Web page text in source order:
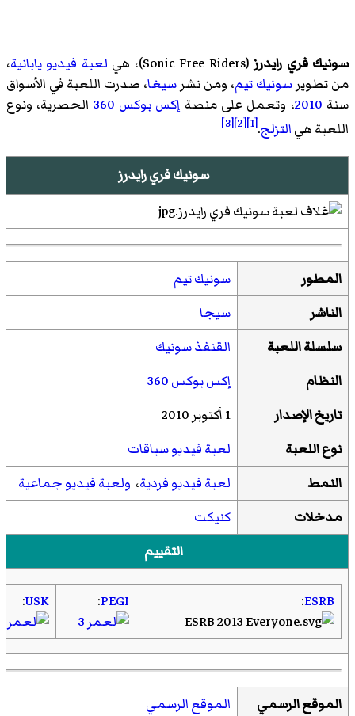
سونيك فري رايدرز(
Sonic Free Riders)‏، هي لعبة فيديو يابانية،
من تطويرسونيك تيم، ومن نشرسيغا، صدرت اللعبة في الأسواق
سنة 2010، وتعمل على منصة إكس بوكس 360
الحصرية، ونوع
اللعبة هيالتزلج.
[1]
[2]
[3]
سونيك فري رايدرز
المطور
سونيك تيم
الناشر
سيجا
سلسلة اللعبة
القنفذ سونيك
النظام
إكس بوكس 360
تاریخ الإصدار
1 أكتوبر 2010
نوع اللعبة
لعبة فيديو سباقات
النمط
لعبة فيديو فردية، ولعبة فيديو جماعية
مدخلات
كنيكت
التقييم
ESRB
:
PEGI
:
USK
:
الموقع الرسمي الموقع الرسمي